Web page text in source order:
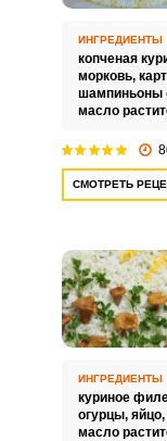
ИНГРЕДИЕНТЫ
копченая
морковь,
шампиньоны
масло
СМОТРЕТЬ
ИНГРЕДИЕНТЫ
куриное
огурцы, яйцо,
масло